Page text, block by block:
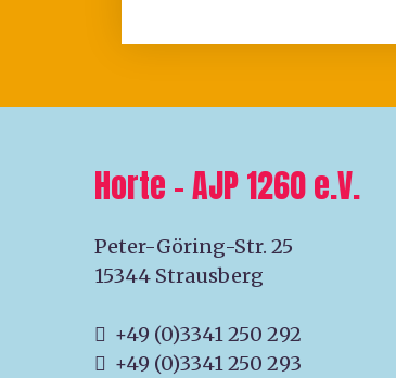
Horte – AJP 1260 e.V.
Peter-Göring-Str. 25
15344 Strausberg
+49 (0)3341 250 292
+49 (0)3341 250 293